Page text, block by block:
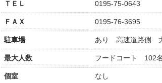
ＴＥＬ 0195-75-0643
ＦＡＸ 0195-76-3695
駐車場 あり 高速道路側
最大人数 フードコート 102
個室 なし